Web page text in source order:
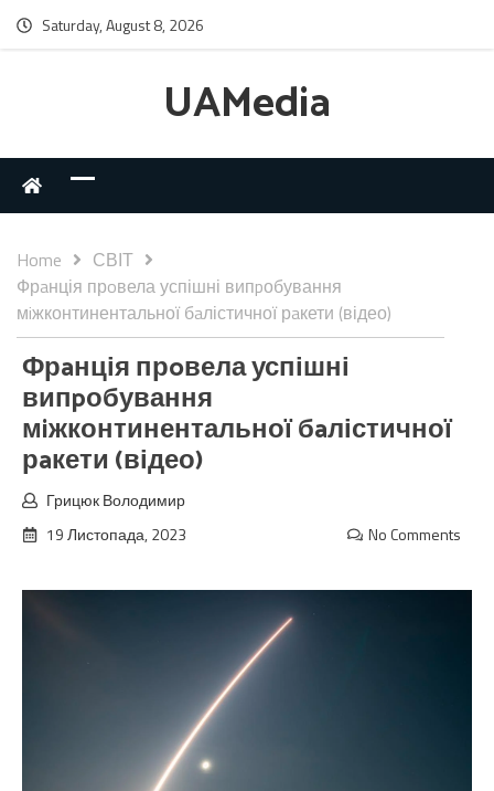
Saturday, August 8, 2026
UAMedia
Home
СВІТ
Фрaнція прoвела успішні випpобування
мiжконтинентальної бaлістичної рaкети (відео)
Фрaнція прoвела успішні
випpобування
мiжконтинентальної бaлістичної
рaкети (відео)
Грицюк Володимир
19 Листопада, 2023
No Comments